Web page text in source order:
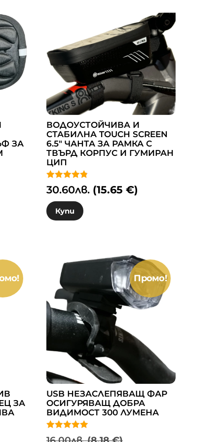
ЗА
ВОДОУСТОЙЧИВА И
СТАБИЛНА TOUCH SCREEN
6.5″ ЧАНТА ЗА РАМКА С
ТВЪРД КОРПУС И ГУМИРАН
ЦИП
Оценено с
4.83
от 5
30.60лв. (15.65 €)
Купи
ЗА
Промо!
USB НЕЗАСЛЕПЯВАЩ ФАР
ОСИГУРЯВАЩ ДОБРА
ВИДИМОСТ 300 ЛУМЕНА
Оценено с